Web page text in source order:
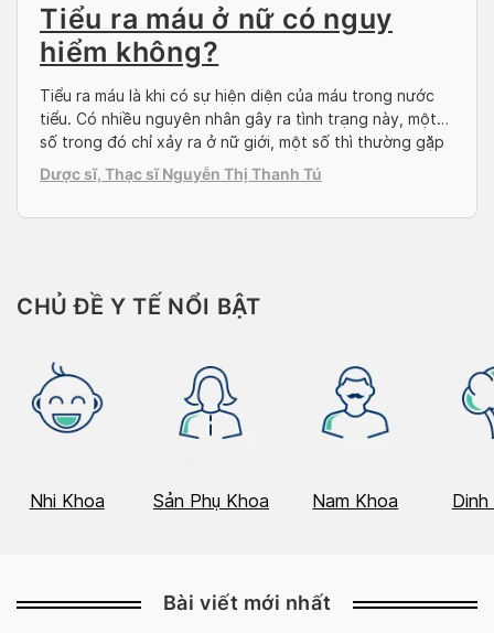
Tiểu ra máu ở nữ có nguy
hiểm không?
Tiểu ra máu là khi có sự hiện diện của máu trong nước
tiểu. Có nhiều nguyên nhân gây ra tình trạng này, một
số trong đó chỉ xảy ra ở nữ giới, một số thì thường gặp
ở nữ hơn nam. Trong bài viết này, Docosan sẽ thảo luận
về nguyên nhân gây ra […]
Dược sĩ, Thạc sĩ Nguyễn Thị Thanh Tú
CHỦ ĐỀ Y TẾ NỔI BẬT
Nhi Khoa Sản Phụ Khoa Nam Khoa Dinh
Bài viết mới nhất